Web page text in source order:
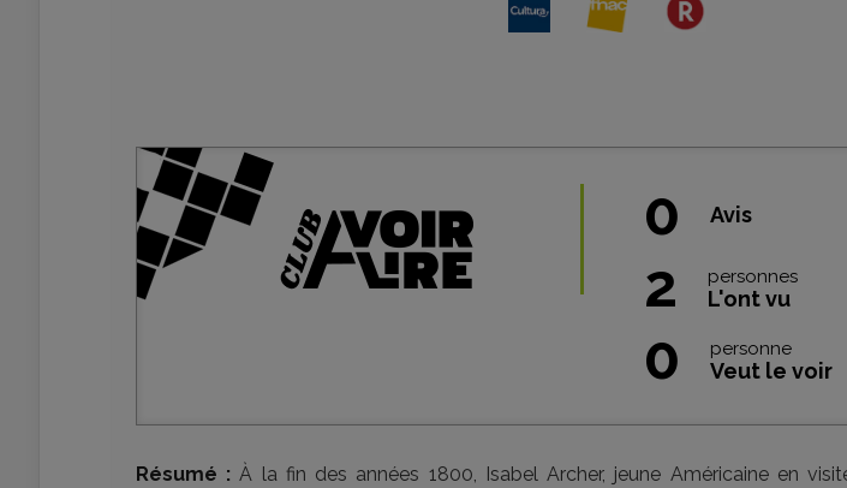
0 Avis
2 personnes
L'ont vu
0 personne
Veut le voir
Résumé : À la fin des années 1800, Isabel Archer, jeune Américaine en